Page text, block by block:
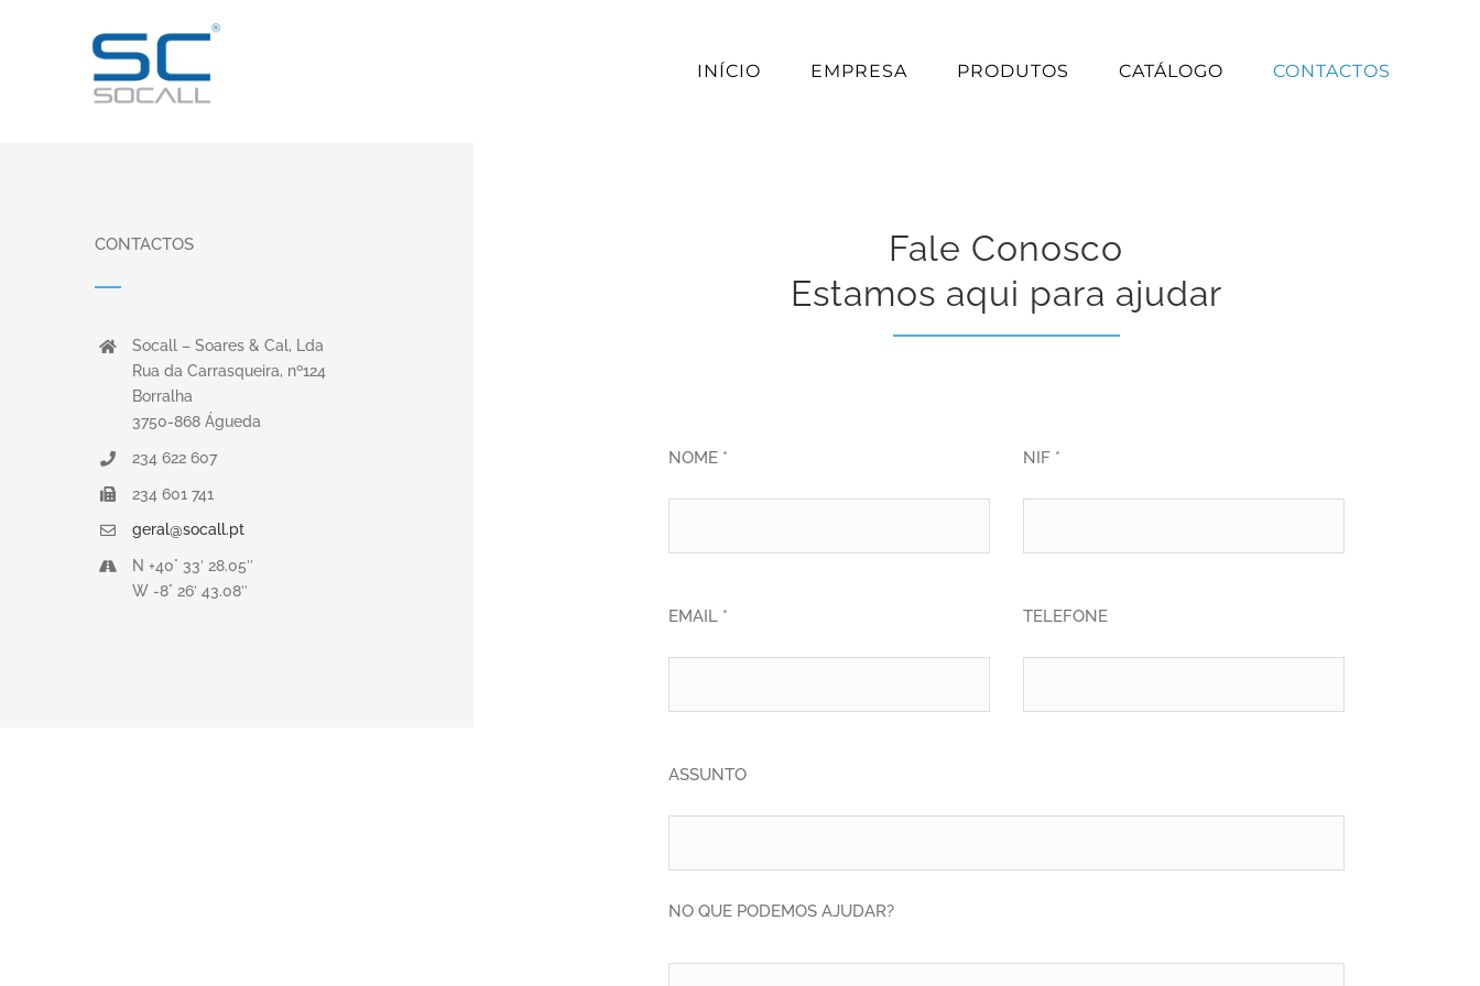
INÍCIO EMPRESA PRODUTOS CATÁLOGO CONTACTOS
CONTACTOS
Socall – Soares & Cal, Lda
Rua da Carrasqueira, nº124
Borralha
3750-868 Águeda
234 622 607
234 601 741
geral@socall.pt
N +40° 33′ 28.05″
W -8° 26′ 43.08″
Fale Conosco
Estamos aqui para ajudar
NOME * NIF *
EMAIL * TELEFONE
ASSUNTO
NO QUE PODEMOS AJUDAR?